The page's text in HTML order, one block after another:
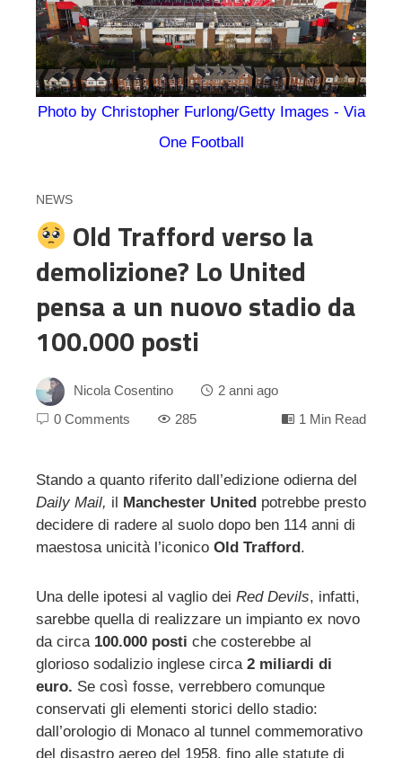
Photo by Christopher Furlong/Getty Images - Via
One Football
NEWS
Old Trafford verso la
demolizione? Lo United
pensa a un nuovo stadio da
100.000 posti
Nicola Cosentino
2 anni ago
0 Comments
285 1 Min Read
Stando a quanto riferito dall’edizione odierna del
Daily Mail, il Manchester United potrebbe presto
decidere di radere al suolo dopo ben 114 anni di
maestosa unicità l’iconico Old Trafford.
Una delle ipotesi al vaglio dei Red Devils, infatti,
sarebbe quella di realizzare un impianto ex novo
da circa 100.000 posti che costerebbe al
glorioso sodalizio inglese circa 2 miliardi di
euro. Se così fosse, verrebbero comunque
conservati gli elementi storici dello stadio:
dall’orologio di Monaco al tunnel commemorativo
del disastro aereo del 1958, fino alle statute di